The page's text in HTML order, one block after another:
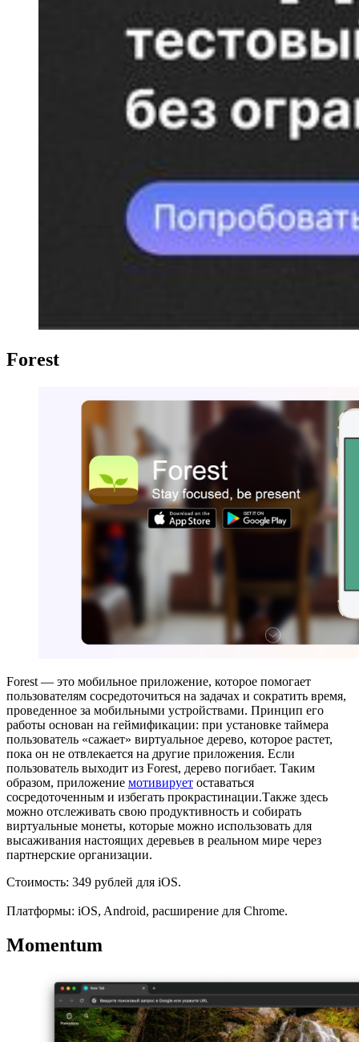
Forest
Forest — это мобильное приложение, которое помогает
пользователям сосредоточиться на задачах и сократить время,
проведенное за мобильными устройствами. Принцип его
работы основан на геймификации: при установке таймера
пользователь «сажает» виртуальное дерево, которое растет,
пока он не отвлекается на другие приложения. Если
пользователь выходит из Forest, дерево погибает. Таким
образом, приложение мотивирует оставаться
сосредоточенным и избегать прокрастинации.Также здесь
можно отслеживать свою продуктивность и собирать
виртуальные монеты, которые можно использовать для
высаживания настоящих деревьев в реальном мире через
партнерские организации.
Стоимость: 349 рублей для iOS.
Платформы: iOS, Android, расширение для Chrome.
Momentum